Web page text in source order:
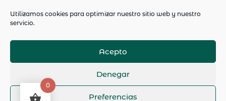
Utilizamos cookies para optimizar nuestro sitio web y nuestro
servicio.
Acepto
Denegar
Preferencias
Avís legal
0